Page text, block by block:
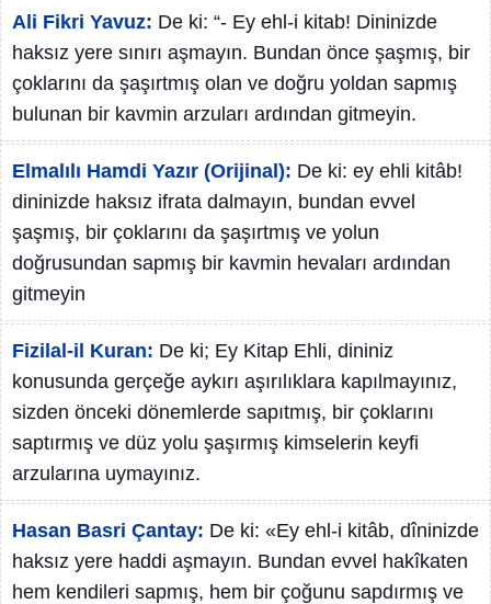
Ali Fikri Yavuz: De ki: “- Ey ehl-i kitab! Dininizde
haksız yere sınırı aşmayın. Bundan önce şaşmış, bir
çoklarını da şaşırtmış olan ve doğru yoldan sapmış
bulunan bir kavmin arzuları ardından gitmeyin.
Elmalılı Hamdi Yazır (Orijinal): De ki: ey ehli kitâb!
dininizde haksız ifrata dalmayın, bundan evvel
şaşmış, bir çoklarını da şaşırtmış ve yolun
doğrusundan sapmış bir kavmin hevaları ardından
gitmeyin
Fizilal-il Kuran: De ki; Ey Kitap Ehli, dininiz
konusunda gerçeğe aykırı aşırılıklara kapılmayınız,
sizden önceki dönemlerde sapıtmış, bir çoklarını
saptırmış ve düz yolu şaşırmış kimselerin keyfi
arzularına uymayınız.
Hasan Basri Çantay: De ki: «Ey ehl-i kitâb, dîninizde
haksız yere haddi aşmayın. Bundan evvel hakîkaten
hem kendileri sapmış, hem bir çoğunu sapdırmış ve